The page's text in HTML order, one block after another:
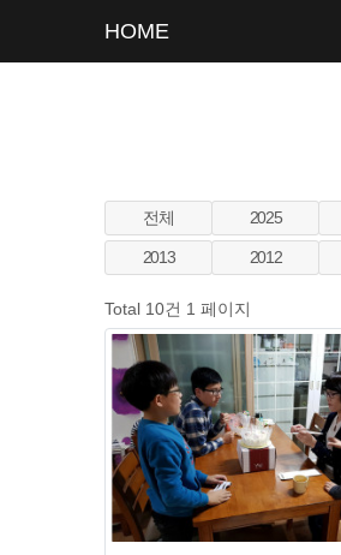
HOME
전체 2025
2013 2012
Total 10건 1 페이지